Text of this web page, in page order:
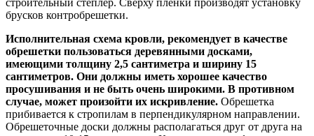
брусков контробрешетки.
Исполнительная схема кровли, рекомендует в качестве
обрешетки пользоваться деревянными досками,
имеющими толщину 2,5 сантиметра и ширину 15
сантиметров. Они должны иметь хорошее качество
просушивания и не быть очень широкими. В противном
случае, может произойти их искривление. Обрешетка
прибивается к стропилам в перпендикулярном направлении.
Обрешеточные доски должны располагаться друг от друга на